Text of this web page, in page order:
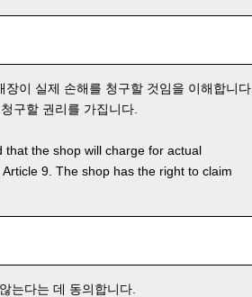
이 실제 손해를 청구할 것임을 이해합니다.
구할 권리를 가집니다.
the shop will charge for actual
9. The shop has the right to claim
는다는 데 동의합니다.